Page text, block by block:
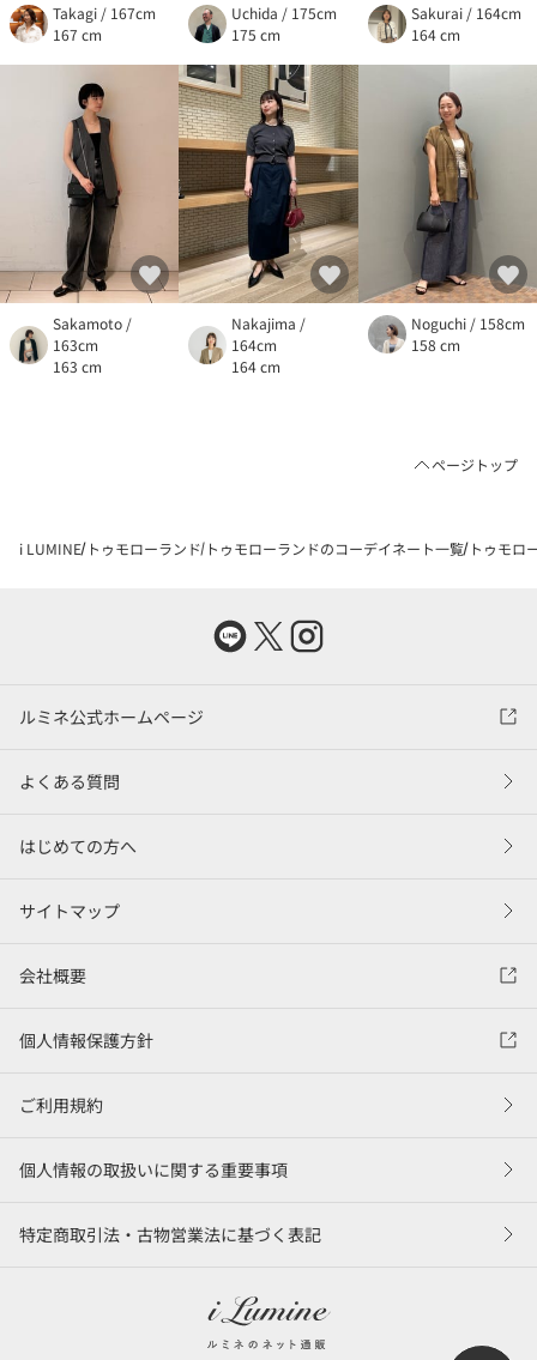
Takagi / 167cm
167 cm
Uchida / 175cm
175 cm
Sakurai / 164cm
164 cm
Sakamoto /
163cm
163 cm
Nakajima /
164cm
164 cm
Noguchi / 158cm
158 cm
ページトップ
i LUMINE トゥモローランド トゥモローランドのコーデイネート一覧 トゥモロ
ルミネ公式ホームページ
よくある質問
はじめての方へ
サイトマップ
会社概要
個人情報保護方針
ご利用規約
個人情報の取扱いに関する重要事項
特定商取引法・古物営業法に基づく表記